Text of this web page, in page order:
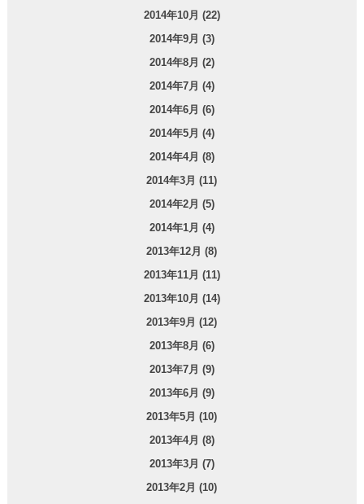
2014年10月 (22)
2014年9月 (3)
2014年8月 (2)
2014年7月 (4)
2014年6月 (6)
2014年5月 (4)
2014年4月 (8)
2014年3月 (11)
2014年2月 (5)
2014年1月 (4)
2013年12月 (8)
2013年11月 (11)
2013年10月 (14)
2013年9月 (12)
2013年8月 (6)
2013年7月 (9)
2013年6月 (9)
2013年5月 (10)
2013年4月 (8)
2013年3月 (7)
2013年2月 (10)